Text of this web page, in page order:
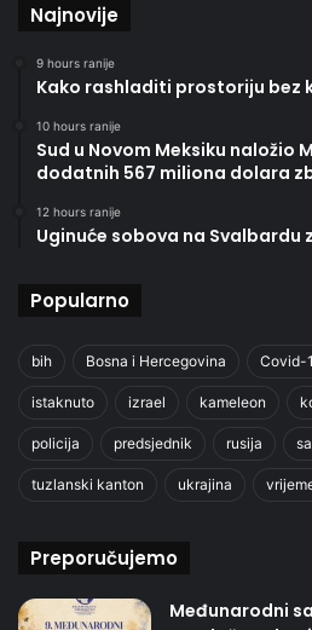
Najnovije
9 hours ranije
Kako rashladiti prostoriju bez
10 hours ranije
Sud u Novom Meksiku naložio
dodatnih 567 miliona dolara
12 hours ranije
Uginuće sobova na Svalbardu
Popularno
bih Bosna i Hercegovina Covid-
istaknuto izrael kameleon
policija predsjednik rusija
tuzlanski kanton ukrajina
Preporučujemo
Međunarodni